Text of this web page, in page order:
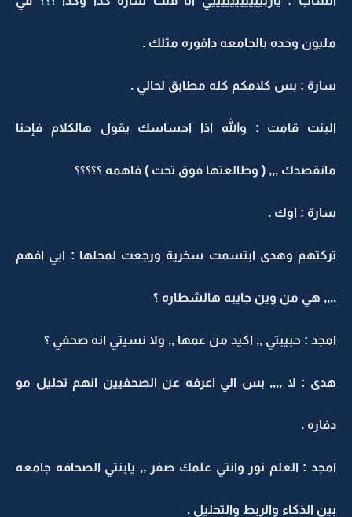
مليون وحده بالجامعه دافوره مثلك .
سارة : بس كلامكم كله مطابق لحالي .
البنت قامت : والله اذا احساسك يقول هالكلام فإحنا
مانقصدك ,,, ( وطالعتها فوق تحت ) فاهمه ؟؟؟؟؟
سارة : اوك .
تركتهم وهدى ابتسمت سخرية ورجعت لمحلها : ابي افهم
,,,, هي من وين جايبه هالشطاره ؟
امجد : حبيبتي ,, اكيد من عمها ,, ولا نسيتي انه صحفي ؟
هدى : لا ,,,, بس الي اعرفه عن الصحفيين انهم تحليل مو
دفاره .
امجد : العلم نور وانتي علمك صفر ,, يابنتي الصحافه جامعه
بين الذكاء والربط والتحليل .